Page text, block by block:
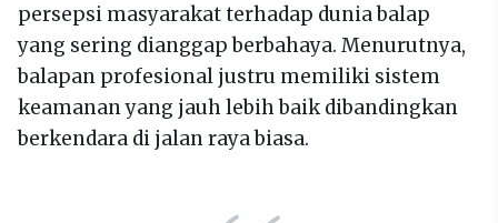
persepsi masyarakat terhadap dunia balap
yang sering dianggap berbahaya. Menurutnya,
balapan profesional justru memiliki sistem
keamanan yang jauh lebih baik dibandingkan
berkendara di jalan raya biasa.